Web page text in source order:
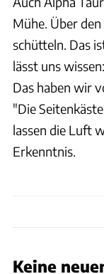
Mühe. Über
schütteln. Das
lässt uns
Das haben wir
"Die
lassen die Luft
Erkenntnis.
Keine